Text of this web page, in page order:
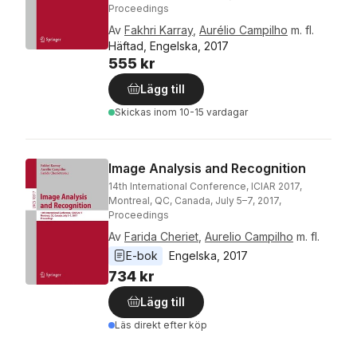
Proceedings
Av Fakhri Karray, Aurélio Campilho m. fl.
Häftad, Engelska, 2017
555 kr
Lägg till
Skickas inom 10-15 vardagar
Image Analysis and Recognition
14th International Conference, ICIAR 2017,
Montreal, QC, Canada, July 5–7, 2017,
Proceedings
Av Farida Cheriet Aurelio Campilho m. fl.
E-bok
Engelska 2017
734 kr
Lägg till
Läs direkt efter köp